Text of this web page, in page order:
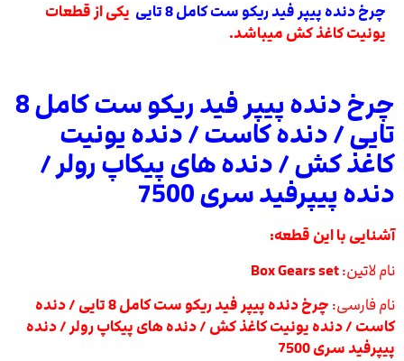
چرخ دنده پیپر فید ریکو ست کامل 8 تایی
یکی از قطعات
یونیت کاغذ کش میباشد.
چرخ دنده پیپر فید ریکو ست کامل 8
تایی / دنده کاست / دنده یونیت
کاغذ کش / دنده های پیکاپ رولر /
دنده پیپرفید سری 7500
آشنایی با این قطعه:
نام لاتین:Box Gears set
نام فارسی:
چرخ دنده پیپر فید ریکو ست کامل 8 تایی / دنده
کاست / دنده یونیت کاغذ کش / دنده های پیکاپ رولر / دنده
پیپرفید سری 7500